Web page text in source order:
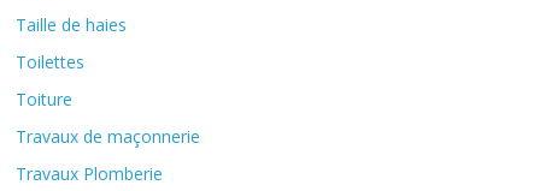
Taille de haies
Toilettes
Toiture
Travaux de maçonnerie
Travaux Plomberie